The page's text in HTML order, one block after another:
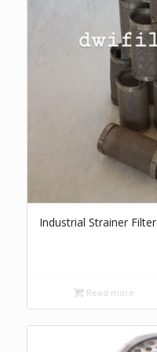
Industrial Strainer Filter
Read more